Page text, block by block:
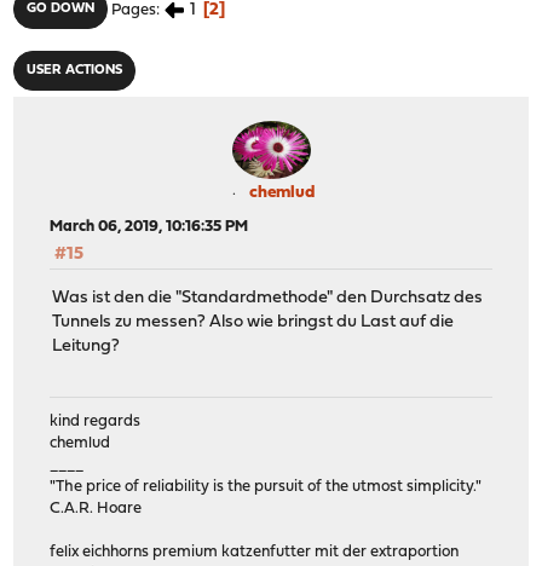
GO DOWN Pages 1 2
USER ACTIONS
chemlud
March 06, 2019, 10:16:35 PM
#15
Was ist den die "Standardmethode" den Durchsatz des
Tunnels zu messen? Also wie bringst du Last auf die
Leitung?
kind regards
chemlud
"The price of reliability is the pursuit of the utmost simplicity."
C.A.R. Hoare
felix eichhorns premium katzenfutter mit der extraportion